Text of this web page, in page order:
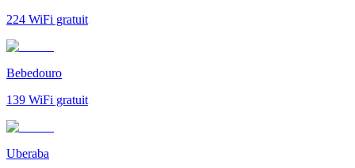
224 WiFi gratuit
Bebedouro
139 WiFi gratuit
Uberaba